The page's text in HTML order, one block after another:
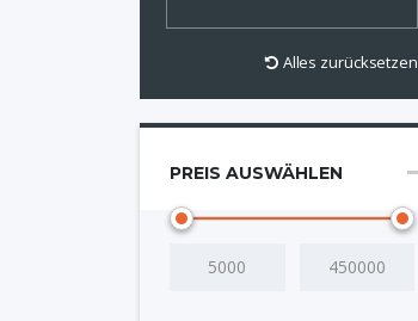
Alles zurücksetzen
PREIS AUSWÄHLEN